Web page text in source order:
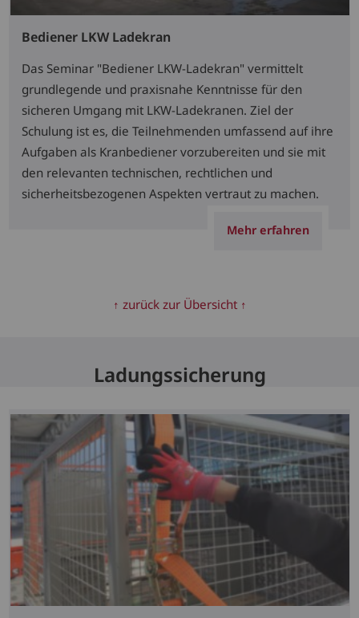
Bediener LKW Ladekran
Das Seminar "Bediener LKW-Ladekran" vermittelt
grundlegende und praxisnahe Kenntnisse für den
sicheren Umgang mit LKW-Ladekranen. Ziel der
Schulung ist es, die Teilnehmenden umfassend auf ihre
Aufgaben als Kranbediener vorzubereiten und sie mit
den relevanten technischen, rechtlichen und
sicherheitsbezogenen Aspekten vertraut zu machen.
Mehr erfahren
↑ zurück zur Übersicht ↑
Ladungssicherung